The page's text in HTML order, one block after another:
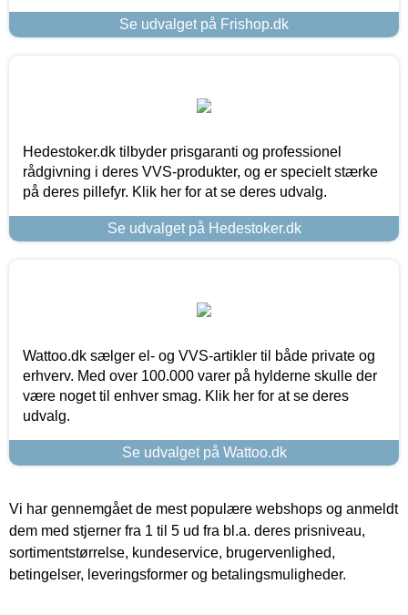
Se udvalget på Frishop.dk
Hedestoker.dk tilbyder prisgaranti og professionel
rådgivning i deres VVS-produkter, og er specielt stærke
på deres pillefyr. Klik her for at se deres udvalg.
Se udvalget på Hedestoker.dk
Wattoo.dk sælger el- og VVS-artikler til både private og
erhverv. Med over 100.000 varer på hylderne skulle der
være noget til enhver smag. Klik her for at se deres
udvalg.
Se udvalget på Wattoo.dk
Vi har gennemgået de mest populære webshops og anmeldt
dem med stjerner fra 1 til 5 ud fra bl.a. deres prisniveau,
sortimentstørrelse, kundeservice, brugervenlighed,
betingelser, leveringsformer og betalingsmuligheder.